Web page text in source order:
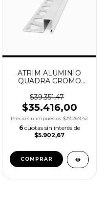
ATRIM ALUMINIO
QUADRA CROMO
X2.5M COD.1421
$39.351,47
$35.416,00
Precio sin impuestos $29.269,42
6 cuotas sin interés de
$5.902,67